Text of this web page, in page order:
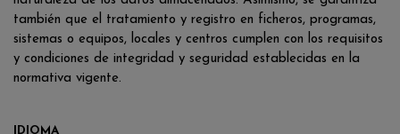
también que el tratamiento y registro en ficheros, programas,
sistemas o equipos, locales y centros cumplen con los requisitos
y condiciones de integridad y seguridad establecidas en la
normativa vigente.
IDIOMA